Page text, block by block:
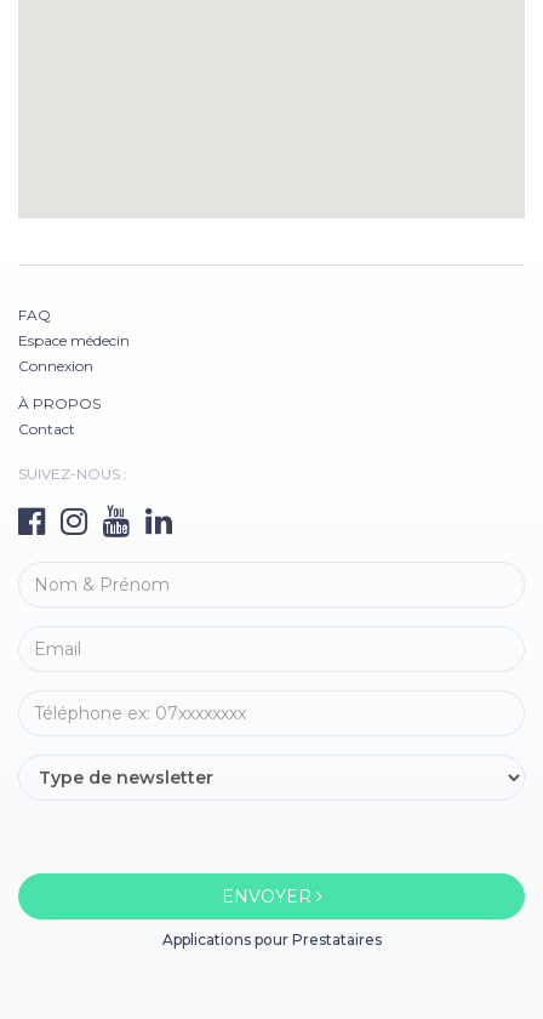
FAQ
Espace médecin
Connexion
À PROPOS
Contact
SUIVEZ-NOUS :
ENVOYER
Applications pour Prestataires